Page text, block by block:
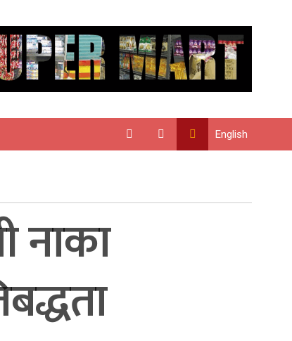
English
नाका